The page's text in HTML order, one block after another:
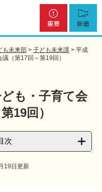
も未来部 > 子ども未来課 > 平成
（第17回～第19回）
も・子育て会
19回）
次
19日更新